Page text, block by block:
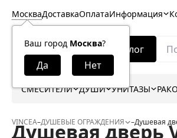
Москва
Ваш город Москва?
ДоставкаОплатаИнформация
Каталог
СМЕСИТЕЛИ ДУШИ УНИТАЗЫ
VINCEA–ДУШЕВЫЕ ОГРАЖДЕНИЯ –Душевая
Душевая дверь